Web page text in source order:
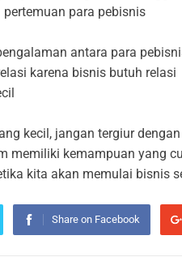
para pebisnis
antara para
karena bisnis butuh relasi
kecil, jangan tergiur
memiliki kemampuan yang
kita akan memulai bisnis
Share on Facebook